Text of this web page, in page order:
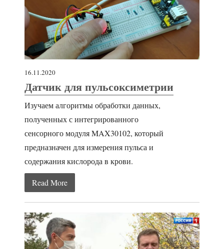
16.11.2020
Датчик для пульсоксиметрии
Изучаем алгоритмы обработки данных,
полученных с интегрированного
сенсорного модуля MAX30102, который
предназначен для измерения пульса и
содержания кислорода в крови.
Read More